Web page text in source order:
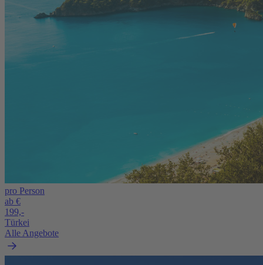
pro Person
ab €
199,-
Türkei
Alle Angebote